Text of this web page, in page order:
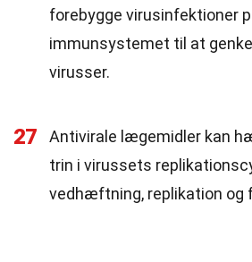
forebygge virusinfektioner
immunsystemet til at
virusser.
27
Antivirale lægemidler kan
trin i virussets
vedhæftning, replikation og